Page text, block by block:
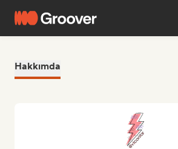
Hakkımda